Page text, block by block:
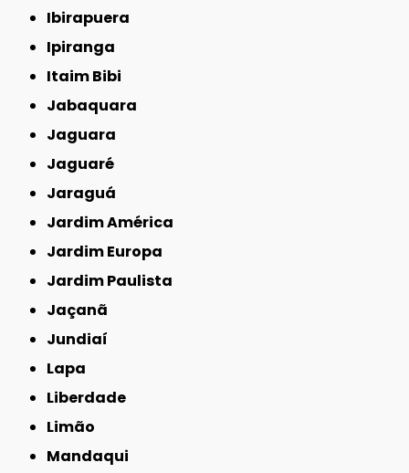
Ibirapuera
Ipiranga
Itaim Bibi
Jabaquara
Jaguara
Jaguaré
Jaraguá
Jardim América
Jardim Europa
Jardim Paulista
Jaçanã
Jundiaí
Lapa
Liberdade
Limão
Mandaqui